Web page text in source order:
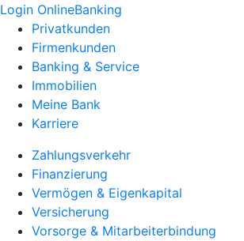
Login OnlineBanking
Privatkunden
Firmenkunden
Banking & Service
Immobilien
Meine Bank
Karriere
Zahlungsverkehr
Finanzierung
Vermögen & Eigenkapital
Versicherung
Vorsorge & Mitarbeiterbindung